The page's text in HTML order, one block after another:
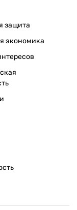
защита
экономика